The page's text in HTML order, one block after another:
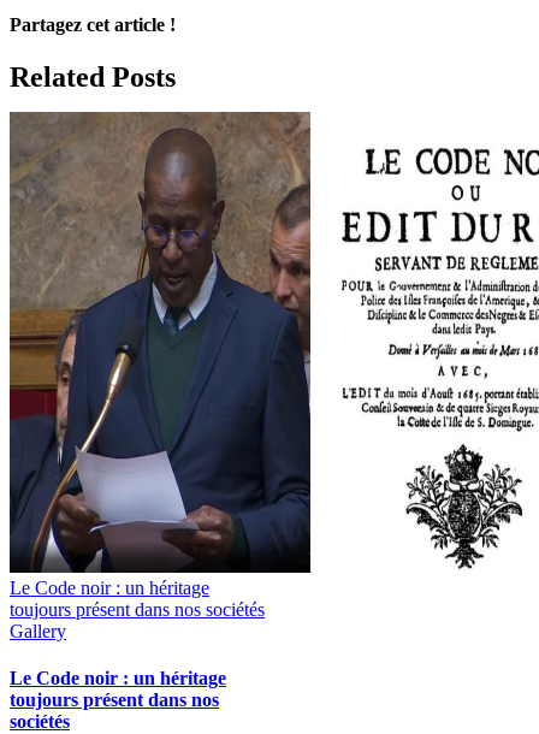
Partagez cet article !
Facebook
X
Reddit
LinkedIn
WhatsApp
Telegram
Tumblr
Pinterest
Vk
Xing
Email
Related Posts
Le Code noir : un héritage
toujours présent dans nos sociétés
Gallery
Le Code noir : un héritage
toujours présent dans nos
sociétés